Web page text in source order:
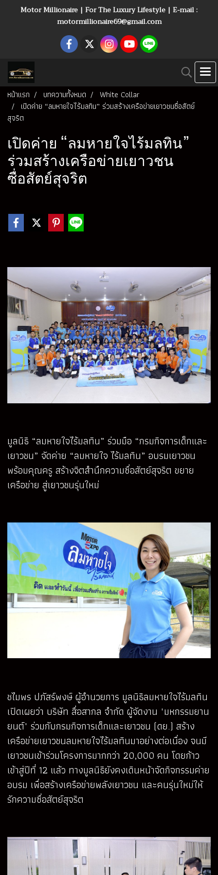
Motor Millionaire | For The Luxury Lifestyle | E-mail :
motormillionaire69@gmail.com
หน้าแรก บทความทั้งหมด
White Collar
เปิดค่าย “ลมหายใจไร้มลทิน” ร่วมสร้างเครือข่ายเยาวชนซื่อสัตย์
สุจริต
เปิดค่าย “ลมหายใจไร้มลทิน”
ร่วมสร้างเครือข่ายเยาวชน
ซื่อสัตย์สุจริต
มูลนิธิ “ลมหายใจไร้มลทิน” ร่วมมือ “กรมกิจการเด็กและ
เยาวชน” จัดค่าย “ลมหายใจ ไร้มลทิน” อบรมเยาวชน
พร้อมคุณครู สร้างจิตสำนึกความซื่อสัตย์สุจริต ขยาย
เครือข่าย สู่เยาวชนรุ่นใหม่
ชไมพร ปภัสร์พงษ์ ผู้อำนวยการ มูลนิธิลมหายใจไร้มลทิน
เปิดเผยว่า บริษัท สื่อสากล จำกัด ผู้จัดงาน "มหกรรมยาน
ยนต์" ร่วมกับกรมกิจการเด็กและเยาวชน (ดย.) สร้าง
เครือข่ายเยาวชนลมหายใจไร้มลทินมาอย่างต่อเนื่อง จนมี
เยาวชนเข้าร่วมโครงการมากกว่า 20,000 คน โดยก้าว
เข้าสู่ปีที่ 12 แล้ว ทางมูลนิธิยังคงเดินหน้าจัดกิจกรรมค่าย
อบรม เพื่อสร้างเครือข่ายพลังเยาวชน และคนรุ่นใหม่ให้
รักความซื่อสัตย์สุจริต